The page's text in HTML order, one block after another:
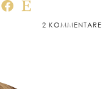
2 KOMMENTARE